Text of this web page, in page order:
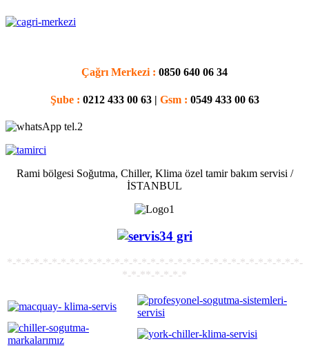
Çağrı Merkezi : 0850 640 06 34
Şube : 0212 433 00 63 | Gsm : 0549 433 00 63
Rami bölgesi Soğutma, Chiller, Klima özel tamir bakım servisi /
İSTANBUL
*-*-*-*-*-*-*-*-*-*-*-*-*-*-*-*-*-*-*-*-*-*-*-*-*-*-*-*-*-*-*-*-*-
*-*-**-*-*-*-*